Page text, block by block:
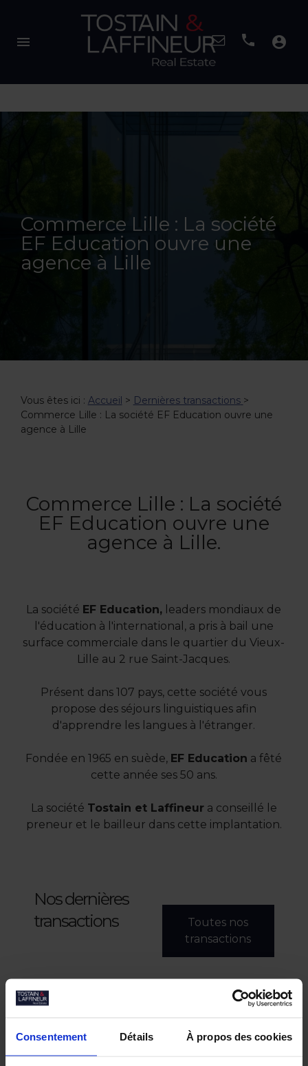
Consentement Détails À propos des cookies
menu account_circle
Commerce Lille : La société
EF Education ouvre une
agence à Lille
Vous êtes ici : Accueil > Dernières transactions >
Commerce Lille : La société EF Education ouvre une
agence à Lille
Commerce Lille : La société
EF Education ouvre une
agence à Lille.
La société EF Education, leaders mondiaux de
l'éducation à l'international, a pris à bail une
surface commerciale dans le quartier du Vieux-
Lille au 2 rue Saint-Jacques.
Présent dans 107 pays, cette société vous
propose des séjours linguistiques afin
d'apprendre les langues à l'étranger.
Fondée en 1965 en suède, EF Education a fêté
cette année ses 50 ans.
La société Tostain et Laffineura conseillé le
preneur et le bailleur dans cette implantation.
Nos dernières
transactions
Toutes nos
transactions